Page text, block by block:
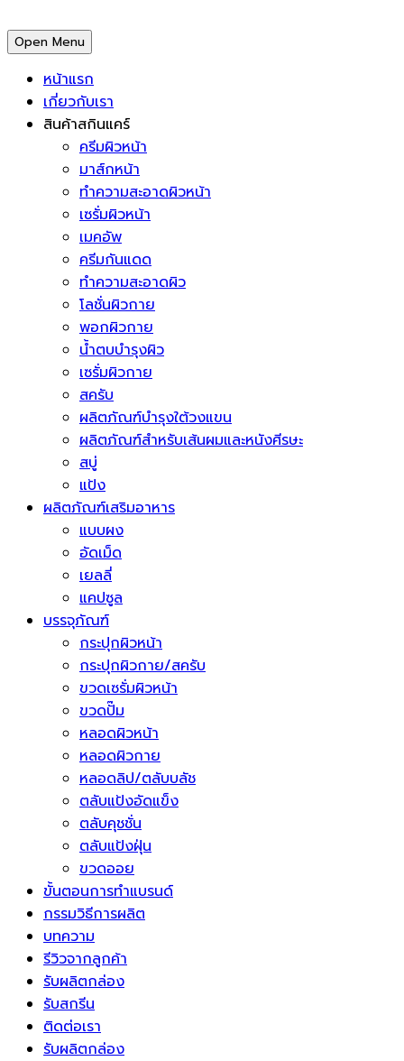
Open Menu
หน้าแรก
เกี่ยวกับเรา
สินค้าสกินแคร์
ครีมผิวหน้า
มาส์กหน้า
ทำความสะอาดผิวหน้า
เซรั่มผิวหน้า
เมคอัพ
ครีมกันแดด
ทำความสะอาดผิว
โลชั่นผิวกาย
พอกผิวกาย
น้ำตบบำรุงผิว
เซรั่มผิวกาย
สครับ
ผลิตภัณฑ์บำรุงใต้วงแขน
ผลิตภัณฑ์สำหรับเส้นผมและหนังศีรษะ
สบู่
แป้ง
ผลิตภัณฑ์เสริมอาหาร
แบบผง
อัดเม็ด
เยลลี่
แคปซูล
บรรจุภัณฑ์
กระปุกผิวหน้า
กระปุกผิวกาย/สครับ
ขวดเซรั่มผิวหน้า
ขวดปั๊ม
หลอดผิวหน้า
หลอดผิวกาย
หลอดลิป/ตลับบลัช
ตลับแป้งอัดแข็ง
ตลับคุชชั่น
ตลับแป้งฝุ่น
ขวดออย
ขั้นตอนการทำแบรนด์
กรรมวิธีการผลิต
บทความ
รีวิวจากลูกค้า
รับผลิตกล่อง
รับสกรีน
ติดต่อเรา
รับผลิตกล่อง